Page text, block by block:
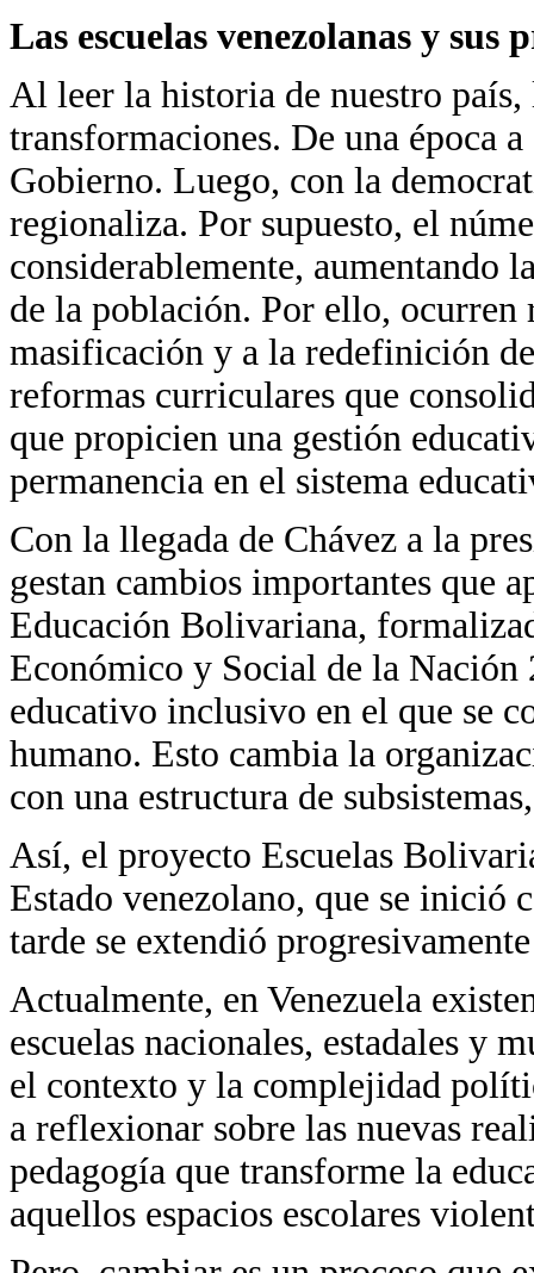
Las escuelas venezolanas y sus
Al leer la historia de nuestro país,
transformaciones. De una época
Gobierno. Luego, con la
regionaliza. Por supuesto, el
considerablemente, aumentando
de la población. Por ello, ocurren
masificación y a la redefinición
reformas curriculares que
que propicien una gestión
permanencia en el sistema
Con la llegada de Chávez a la
gestan cambios importantes que
Educación Bolivariana,
Económico y Social de la
educativo inclusivo en el que se
humano. Esto cambia la
con una estructura de
Así, el proyecto Escuelas
Estado venezolano, que se inició
tarde se extendió
Actualmente, en Venezuela
escuelas nacionales, estadales y
el contexto y la complejidad
a reflexionar sobre las nuevas
pedagogía que transforme la
aquellos espacios escolares